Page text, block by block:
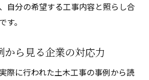
自分の希望する工事内容と照らし合
。
から見る企業の対応力
際に行われた土木工事の事例から読